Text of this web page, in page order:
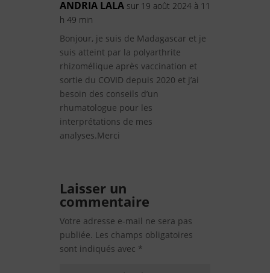
ANDRIA LALA sur 19 août 2024 à 11
h 49 min
Bonjour, je suis de Madagascar et je
suis atteint par la polyarthrite
rhizomélique après vaccination et
sortie du COVID depuis 2020 et j’ai
besoin des conseils d’un
rhumatologue pour les
interprétations de mes
analyses.Merci
Laisser un
commentaire
Votre adresse e-mail ne sera pas
publiée. Les champs obligatoires
sont indiqués avec *